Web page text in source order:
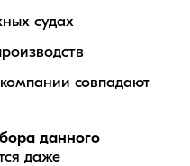
судах
совпадают
данного
даже